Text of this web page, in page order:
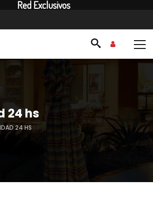
24 hs
24 HS
Red Exclusivos